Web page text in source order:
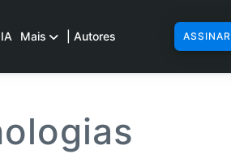
IA Mais | Autores
ASSINAR